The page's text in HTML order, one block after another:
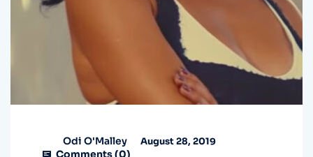
Odi O'Malley August 28, 2019
Comments (0)